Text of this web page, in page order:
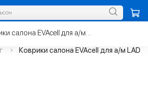
Коврики салона EVAcell для а/м